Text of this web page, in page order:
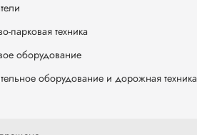
парковая техника
оборудование
оборудование и дорожная техника